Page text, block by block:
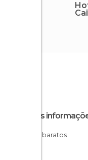
Outras
Hotéis baratos